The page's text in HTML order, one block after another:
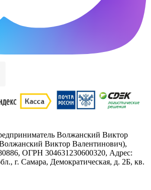
Волжанский Виктор
Виктор Валентинович),
ОГРН 304631230600320, Адрес:
г. Самара, Демократическая, д. 2Б, кв.